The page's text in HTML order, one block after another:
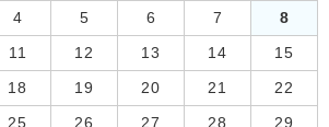
4 5 6 7 8
11 12 13 14 15
18 19 20 21 22
25 26 27 28 29